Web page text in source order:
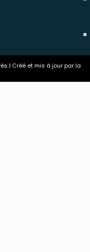
| Créé et mis à jour par la